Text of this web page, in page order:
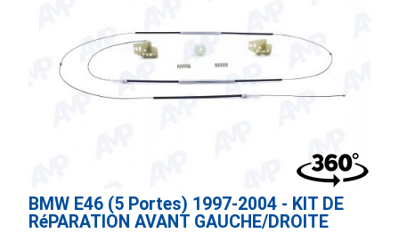
BMW E46 (5 Portes) 1997-2004 - KIT DE
RéPARATION AVANT GAUCHE/DROITE